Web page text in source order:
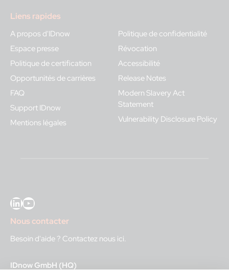
Liens rapides
A propos d'IDnow
Espace presse
Politique de certification
Opportunités de carrières
FAQ
Support IDnow
Mentions légales
Politique de confidentialité
Révocation
Accessibilité
Release Notes
Modern Slavery Act
Statement
Vulnerability Disclosure Policy
LinkedIn YouTube
Nous contacter
Besoin d'aide ? Contactez nous ici.
IDnow GmbH (HQ)